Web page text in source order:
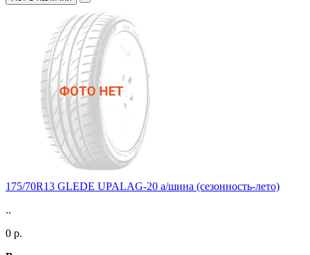
175/70R13 GLEDE UPALAG-20 а/шина (сезонность-лето)
..
0 р.